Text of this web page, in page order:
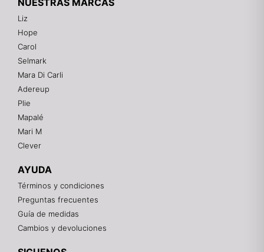
NUESTRAS MARCAS
Liz
Hope
Carol
Selmark
Mara Di Carli
Adereup
Plie
Mapalé
Mari M
Clever
AYUDA
Términos y condiciones
Preguntas frecuentes
Guía de medidas
Cambios y devoluciones
¡Hola! 👋
Gracias por visitarnos. Te asesoramos
personalmente con tu compra: tallas, envíos y
pagos.
Recuerda: 10% de descuento en tu primera compra
Contáctanos por el canal que prefieras 💕
WhatsApp
Instagram